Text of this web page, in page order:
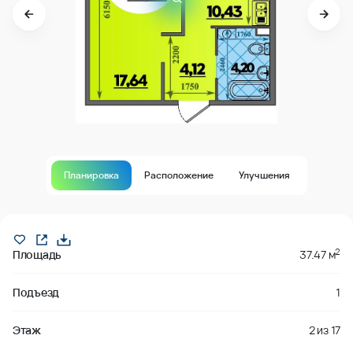
Планировка Расположение Улучшения
Площадь 37.47 м2
Подъезд 1
Этаж 2из17